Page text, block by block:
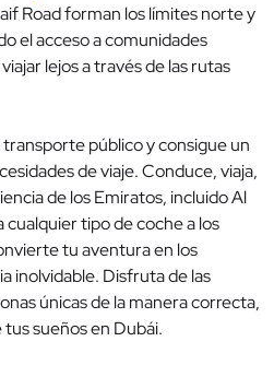
Road forman los límites norte y
el acceso a comunidades
lejos a través de las rutas
transporte público y consigue un
de viaje. Conduce, viaja,
de los Emiratos, incluido Al
cualquier tipo de coche a los
tu aventura en los
inolvidable. Disfruta de las
únicas de la manera correcta,
sueños en Dubái.